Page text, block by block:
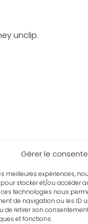
Gérer le
meilleures expériences,
stocker et/ou accéder
technologies nous
de navigation ou les ID
de retirer son
et fonctions.
unclip.
offers